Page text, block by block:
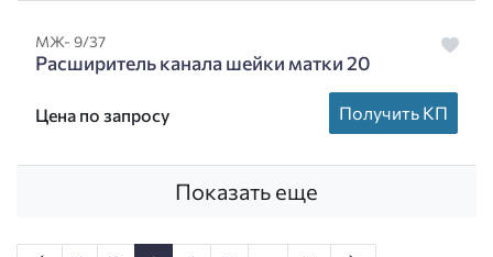
МЖ- 9/37
Расширитель канала шейки матки 20
Цена по запросу Получить КП
Показать еще